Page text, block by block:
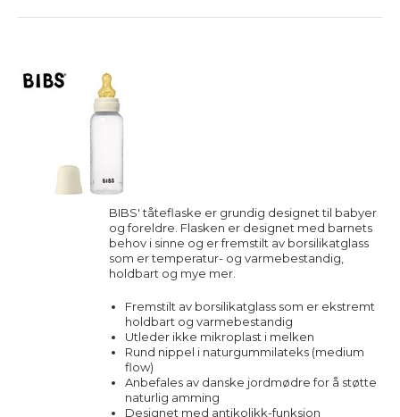
BIBS' tåteflaske er grundig designet til babyer
og foreldre. Flasken er designet med barnets
behov i sinne og er fremstilt av borsilikatglass
som er temperatur- og varmebestandig,
holdbart og mye mer.
Fremstilt av borsilikatglass som er ekstremt
holdbart og varmebestandig
Utleder ikke mikroplast i melken
Rund nippel i naturgummilateks (medium
flow)
Anbefales av danske jordmødre for å støtte
naturlig amming
Designet med antikolikk-funksjon